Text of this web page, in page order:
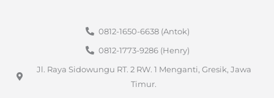
0812-1650-6638 (Antok)
0812-1773-9286 (Henry)
Jl. Raya Sidowungu RT. 2 RW. 1 Menganti, Gresik, Jawa
Timur.